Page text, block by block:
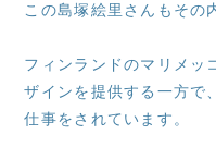
この島塚絵里さんもその
フィンランドのマリメッ
ザインを提供する一方で
仕事をされています。